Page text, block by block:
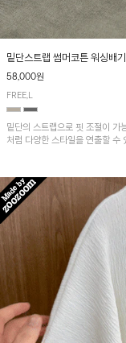
밑단스트랩 썸머코튼 워싱배
58,000원
FREE,L
밑단의 스트랩으로 핏 조절이 가
처럼 다양한 스타일을 연출할 수